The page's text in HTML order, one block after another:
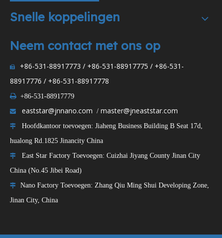
Snelle koppelingen
Neem contact met ons op

+86-531-88917773 / +86-531-88917775 / +86-531-
88917776 / +86-531-88917778
 +86-531-88917779
 eaststar@jnnano.com / master@jneaststar.com
 Hoofdkantoor toevoegen: Jiaheng Business Building B Seat 17d,
hualong Rd.1825 Jinancity China
 East Star Factory Toevoegen: Cuizhai Jiyang County Jinan City
China (No.45 Jibei Road)
 Nano Factory Toevoegen: Zhang Qiu Ming Shui Developing Zone,
Jinan City, China